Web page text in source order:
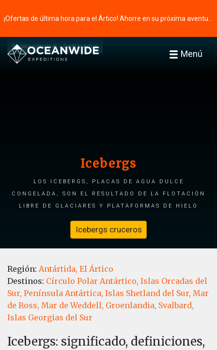
Menú
Página principal Destacados
Icebergs
Los icebergs, placas de agua dulce
congelada, son el resultado de la flotación
libre de glaciares y plataformas de hielo
Icebergs cruceros
Región: Antártida, El Ártico
Destinos: Círculo Polar Antártico, Islas Orcadas del
Sur, Península Antártica, Islas Shetland del Sur, Mar
de Ross, Mar de Weddell, Groenlandia, Svalbard,
Islas Georgias del Sur
Icebergs: significado, definiciones,